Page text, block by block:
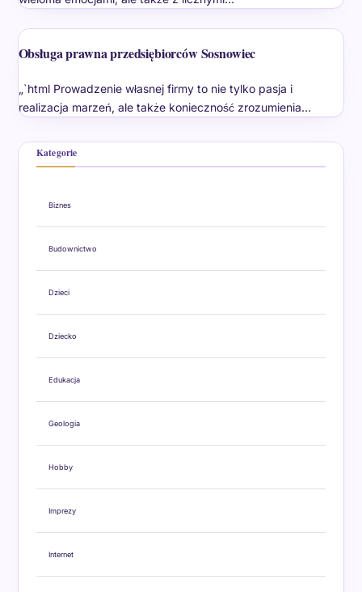
Obsługa prawna przedsiębiorców Sosnowiec
„`html Prowadzenie własnej firmy to nie tylko pasja i
realizacja marzeń, ale także konieczność zrozumienia…
Kategorie
Biznes
Budownictwo
Dzieci
Dziecko
Edukacja
Geologia
Hobby
Imprezy
Internet